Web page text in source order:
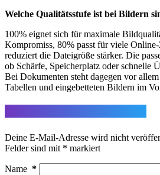
Welche Qualitätsstufe ist bei Bildern
100% eignet sich für maximale
Kompromiss, 80% passt für viele
reduziert die Dateigröße stärker. Die
ob Schärfe, Speicherplatz oder schnelle
Bei Dokumenten steht dagegen vor
Tabellen und eingebetteten Bildern im
Deine E-Mail-Adresse wird nicht
Felder sind mit * markiert
Name *